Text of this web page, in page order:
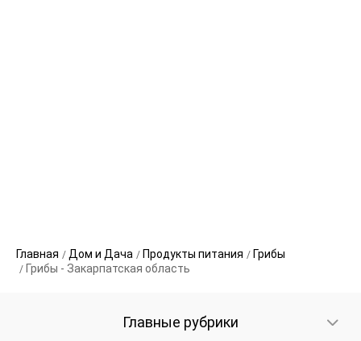
Главная Дом и Дача Продукты питания
Грибы
Грибы - Закарпатская область
Главные рубрики